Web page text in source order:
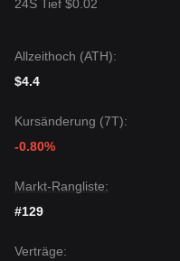
von0,0240 $
bleibt,
ermöglicht.
Kurzfristig hat Starknet in
bis bärische
allgemein
furchtsam/
Bewegungen des Altcoin-
derzeit zwischen dem
Marktausblick
24S Tief $0.02
Allzeithoch (ATH):
$4.4
Kursänderung (7T):
-0.80%
Markt-Rangliste:
#129
Verträge: